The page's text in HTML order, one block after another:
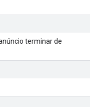
terminar de